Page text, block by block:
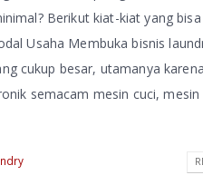
Berikut kiat-kiat yang bisa
Usaha Membuka bisnis
cukup besar, utamanya
semacam mesin cuci, mesin